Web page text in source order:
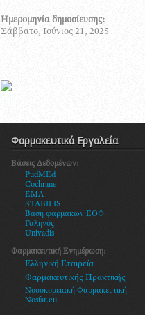
Ημερομηνία δημοσίευσης:
Σάββατο, Ιούνιος 21, 2025
Φαρμακευτικά Εργαλεία
Βάσεις Δεδομένων:
PudMEd
Cochrane
EMA
STABILIS
Βαση φαρμακων ΕΟΦ
Γαληνός
Univadis
Φαρμακευτική Ενημέρωση:
Ελληνική Εταιρεία
Φαρμακευτικής Πρακτικής
Νοσοκομειακή Φαρμακευτική
Nosfar.eu